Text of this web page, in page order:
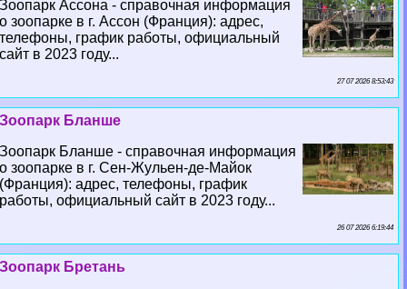
Зоопарк Ассона - справочная информация
о зоопарке в г. Ассон (Франция): адрес,
телефоны, график работы, официальный
сайт в 2023 году...
27 07 2026 8:53:43
Зоопарк Бланше
Зоопарк Бланше - справочная информация
о зоопарке в г. Сен-Жульен-де-Майок
(Франция): адрес, телефоны, график
работы, официальный сайт в 2023 году...
26 07 2026 6:19:44
Зоопарк Бретань